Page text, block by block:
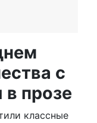
с
прозе
классные